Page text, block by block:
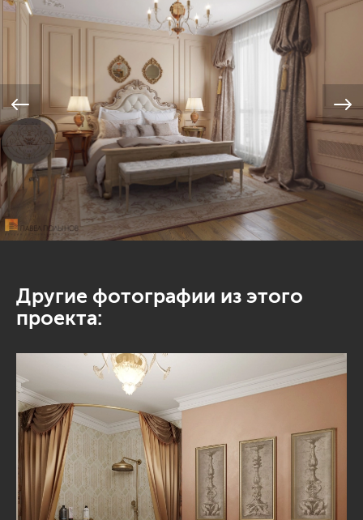
Другие фотографии из этого
проекта: